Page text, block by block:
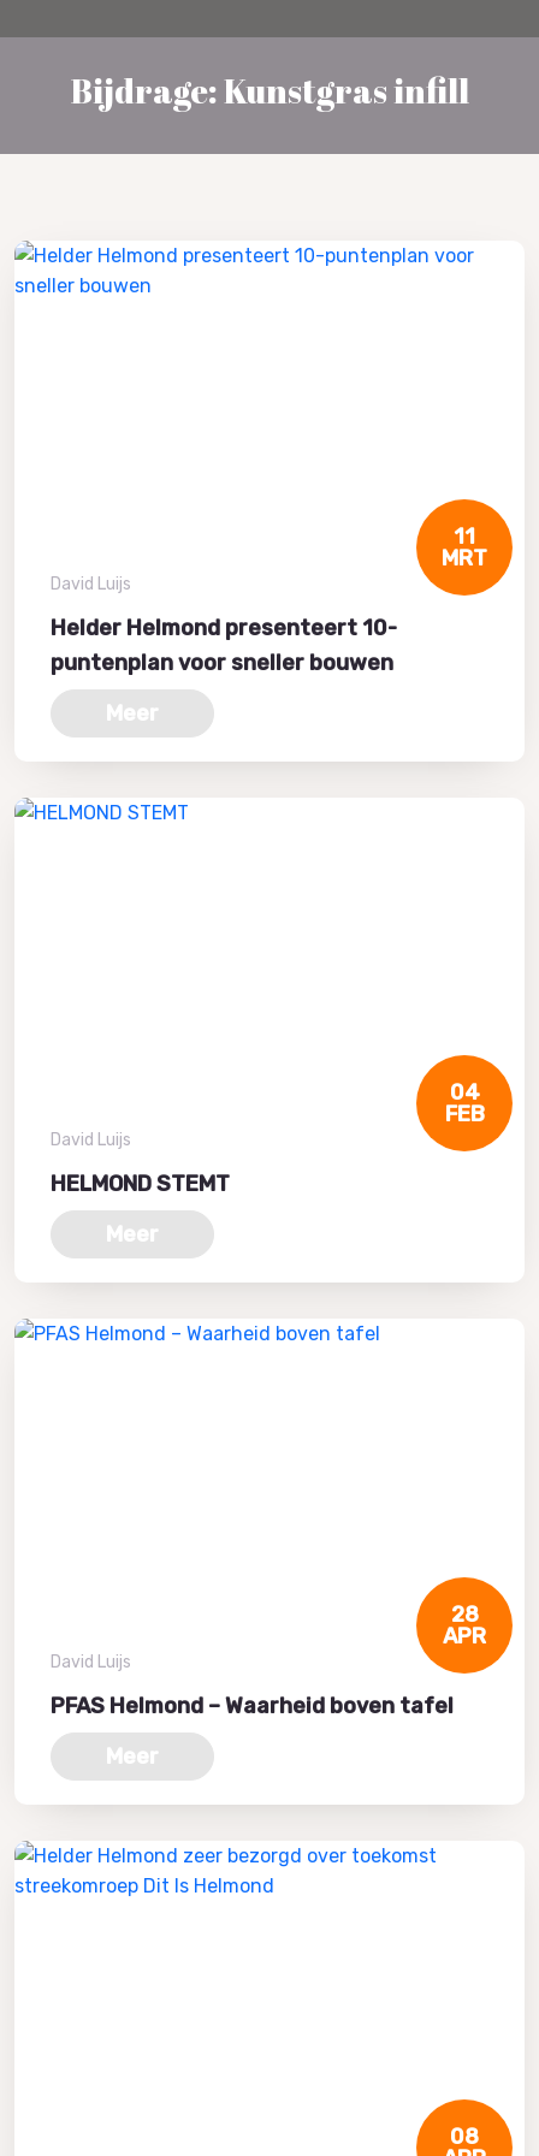
Bijdrage: Kunstgras infill
11
MRT
David Luijs
Helder Helmond presenteert 10-
puntenplan voor sneller bouwen
Meer
04
FEB
David Luijs
HELMOND STEMT
Meer
28
APR
David Luijs
PFAS Helmond – Waarheid boven tafel
Meer
08